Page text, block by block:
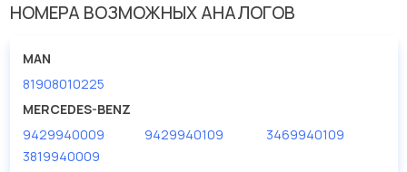
У данной детали есть аналоги с номерами, убедитесь сами.
Евродеталь представлены в большом ассортименте.
Мы продаем сертифицированные колодки тормозные
дисковые с гарантией от производителя TRUCKTEC.
Производитель TRUCKTEC
НОМЕРА ВОЗМОЖНЫХ АНАЛОГОВ
MAN
81908010225
MERCEDES-BENZ
9429940009
9429940109
3469940109
3819940009